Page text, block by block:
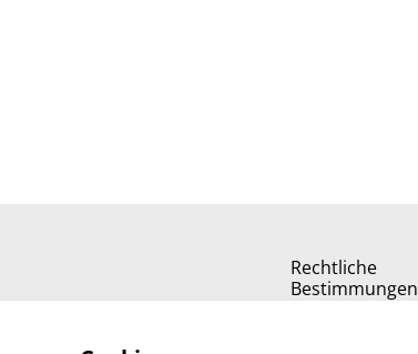
Rechtliche
Bestimmungen